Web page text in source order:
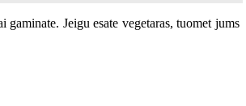
Jeigu esate vegetaras, tuomet jums